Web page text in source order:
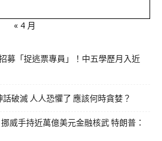
« 4 月
募「捉逃票專員」！中五學歷月入近
破滅 人人恐懼了 應該何時貪婪？
威手持近萬億美元金融核武 特朗普：